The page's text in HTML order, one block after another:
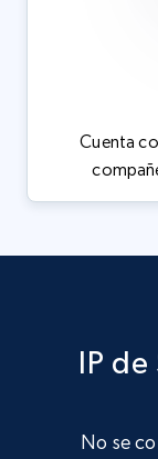
Cuenta
IP
No se